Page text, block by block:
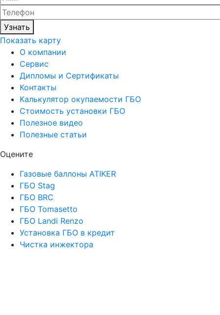
Узнать
Показать карту
О компании
Сервис
Дипломы и Сертификаты
Контакты
Калькулятор окупаемости ГБО
Стоимость установки ГБО
Полезное видео
Полезные статьи
Оцените
Газовые баллоны ATIKER
ГБО Stag
ГБО BRC
ГБО Tomasetto
ГБО Landi Renzo
Установка ГБО в кредит
Чистка инжектора